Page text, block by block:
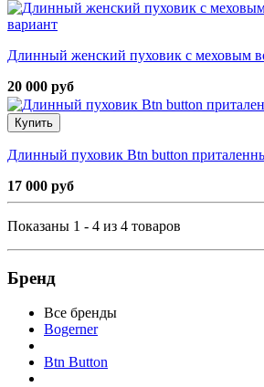
вариант
Длинный женский пуховик с меховым
20 000 руб
Купить
Длинный пуховик Btn button
17 000 руб
Показаны 1 - 4 из 4 товаров
Бренд
Все бренды
Bogerner
Btn Button